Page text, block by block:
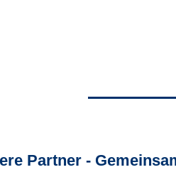
Partner -